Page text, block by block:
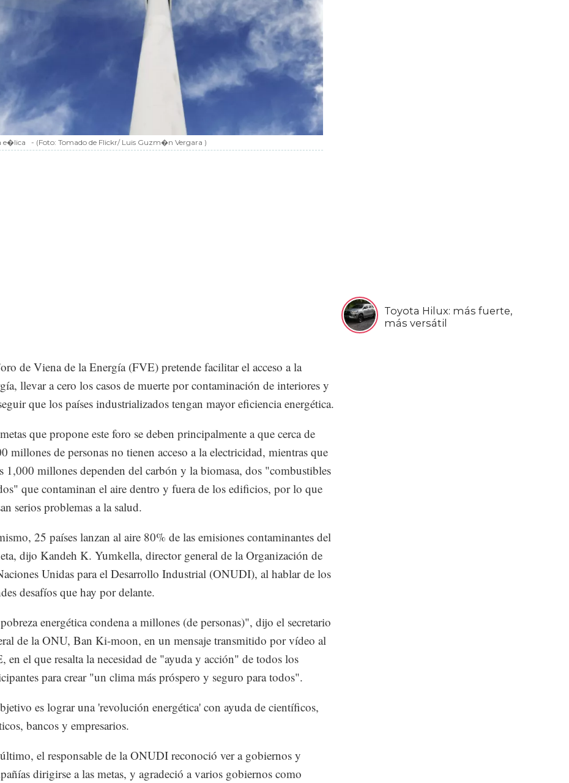
Toyota Hilux: más fuerte,
más versátil
e�lica - (Foto: Tomado de Flickr/ Luis Guzm�n Vergara )
de Viena de la Energía (FVE) pretende facilitar el acceso a la
llevar a cero los casos de muerte por contaminación de interiores y
que los países industrializados tengan mayor eficiencia energética.
que propone este foro se deben principalmente a que cerca de
millones de personas no tienen acceso a la electricidad, mientras que
1,000 millones dependen del carbón y la biomasa, dos "combustibles
que contaminan el aire dentro y fuera de los edificios, por lo que
serios problemas a la salud.
25 países lanzan al aire 80% de las emisiones contaminantes del
dijo Kandeh K. Yumkella, director general de la Organización de
Unidas para el Desarrollo Industrial (ONUDI), al hablar de los
desafíos que hay por delante.
energética condena a millones (de personas)", dijo el secretario
de la ONU, Ban Ki-moon, en un mensaje transmitido por vídeo al
en el que resalta la necesidad de "ayuda y acción" de todos los
para crear "un clima más próspero y seguro para todos".
es lograr una 'revolución energética' con ayuda de científicos,
bancos y empresarios.
el responsable de la ONUDI reconoció ver a gobiernos y
dirigirse a las metas, y agradeció a varios gobiernos como